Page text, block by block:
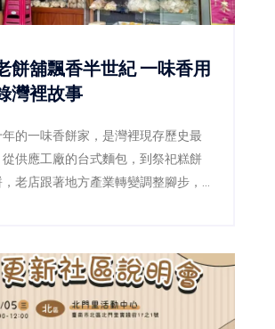
飄香半世紀 一味香用
灣裡故事
年的一味香餅家，是灣裡現存歷史最
供應工廠的台式麵包，到祭祀糕餅
老店跟著地方產業轉變調整腳步，